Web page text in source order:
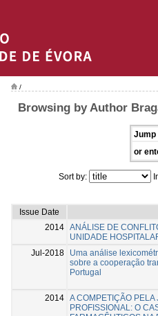
/
Browsing by Author
Jump
or
Sort by:
Issue Date
2014 ANÁLISE DE
UNIDADE
Jul-2018
Uma análise
sobre a cooperação
Portugal
2014 A COMPETIÇÃO PELA
PROFISSIONAL: O